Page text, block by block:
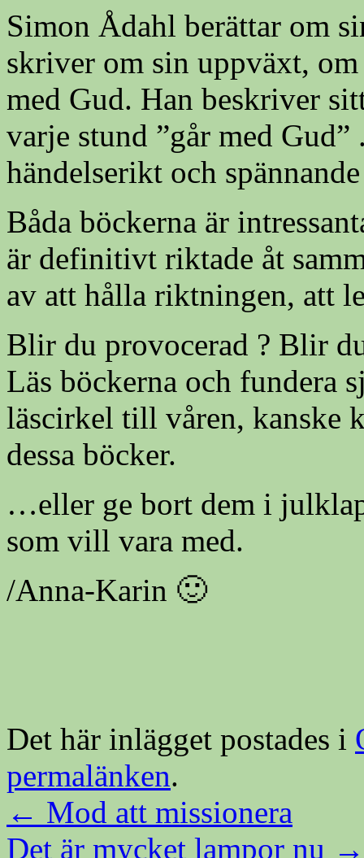
Simon Ådahl berättar om
skriver om sin uppväxt,
med Gud. Han beskriver
varje stund ”går med
händelserikt och
Båda böckerna är
är definitivt riktade åt
av att hålla riktningen, att
Blir du provocerad ? Blir
Läs böckerna och fundera
läscirkel till våren, kanske
dessa böcker.
…eller ge bort dem i
som vill vara med.
/Anna-Karin 🙂
Det här inlägget postades i
permalänken.
← Mod att missionera
Det är mycket lampor nu →